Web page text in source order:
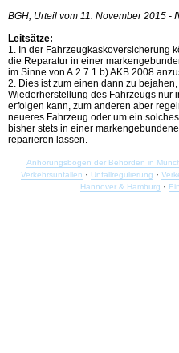
BGH, Urteil vom 11. November 2015 -
Leitsätze:
1. In der Fahrzeugkaskoversicherung
die Reparatur in einer
im Sinne von A.2.7.1 b) AKB 2008
2. Dies ist zum einen dann zu
Wiederherstellung des Fahrzeugs nur
erfolgen kann, zum anderen aber
neueres Fahrzeug oder um ein
bisher stets in einer
reparieren lassen.
Anhörungsbogen der Behörden in
Verkehrsunfällen · Unfallregulierung ·
Hannover & Hamburg ·